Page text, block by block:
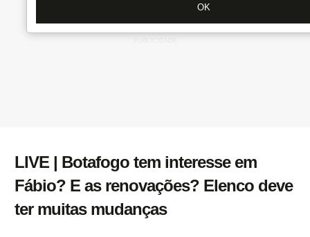
OK
LIVE | Botafogo tem interesse em
Fábio? E as renovações? Elenco deve
ter muitas mudanças